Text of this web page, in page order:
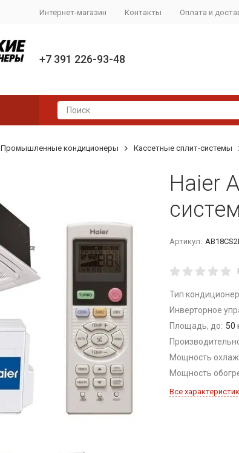
Интернет-магазин Контакты Оплата и
+7 391 226-93-48
Промышленные кондиционеры Кассетные сплит-системы
Haier
Артикул:
Тип
Инверторное
Площадь, до: 50
Мощность
Мощность
Все